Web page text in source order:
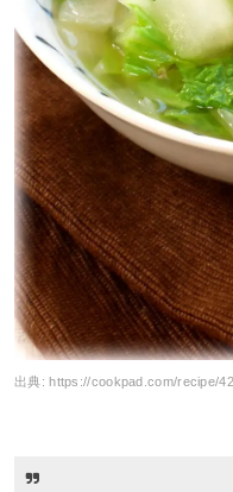
出典:https://cookpad.com/recipe/